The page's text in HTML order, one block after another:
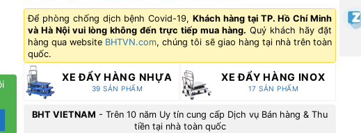
Để phòng chống dịch bệnh Covid-19,Khách hàng tại TP. Hồ Chí Minh
và Hà Nội vui lòng không đến trực tiếp mua hàng. Quý khách hãy đặt
hàng qua website BHTVN.com, chúng tôi sẽ giao hàng tại nhà trên toàn
quốc.
XE ĐẨY HÀNG NHỰA
39 SẢN PHẨM
XE ĐẨY HÀNG INOX
17 SẢN PHẨM
BHT VIETNAM - Trên 10 năm Uy tín cung cấp Dịch vụ Bán hàng & Thu
tiền tại nhà toàn quốc